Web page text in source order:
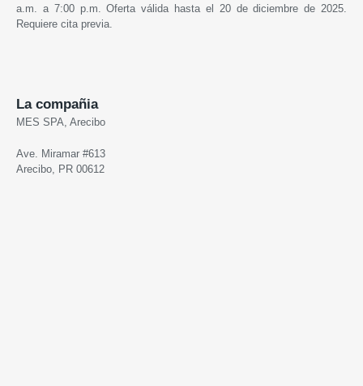
a.m. a 7:00 p.m. Oferta válida hasta el 20 de diciembre de 2025.
Requiere cita previa.
La compañia
MES SPA, Arecibo
Ave. Miramar #613
Arecibo, PR 00612